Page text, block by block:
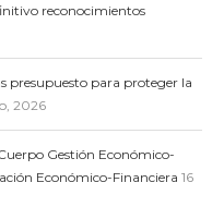
reconocimientos
presupuesto para proteger la
2026
Gestión Económico-
Económico-Financiera 16